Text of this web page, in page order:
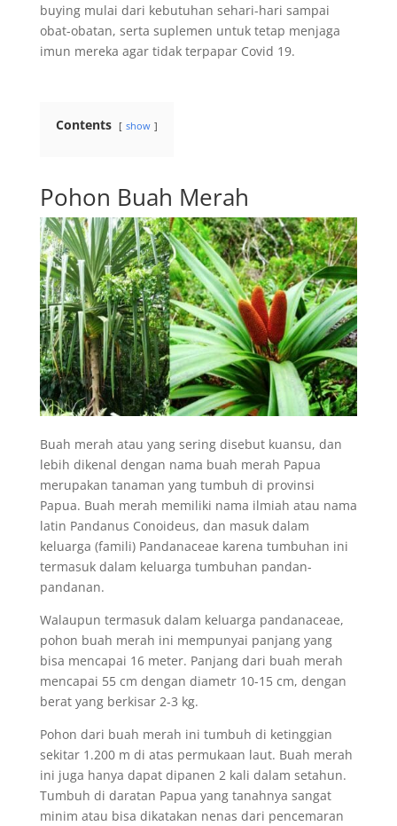
buying mulai dari kebutuhan sehari-hari sampai
obat-obatan, serta suplemen untuk tetap menjaga
imun mereka agar tidak terpapar Covid 19.
Contents show
Pohon Buah Merah
Buah merah atau yang sering disebut kuansu, dan
lebih dikenal dengan nama buah merah Papua
merupakan tanaman yang tumbuh di provinsi
Papua. Buah merah memiliki nama ilmiah atau nama
latin Pandanus Conoideus, dan masuk dalam
keluarga (famili) Pandanaceae karena tumbuhan ini
termasuk dalam keluarga tumbuhan pandan-
pandanan.
Walaupun termasuk dalam keluarga pandanaceae,
pohon buah merah ini mempunyai panjang yang
bisa mencapai 16 meter. Panjang dari buah merah
mencapai 55 cm dengan diametr 10-15 cm, dengan
berat yang berkisar 2-3 kg.
Pohon dari buah merah ini tumbuh di ketinggian
sekitar 1.200 m di atas permukaan laut. Buah merah
ini juga hanya dapat dipanen 2 kali dalam setahun.
Tumbuh di daratan Papua yang tanahnya sangat
minim atau bisa dikatakan nenas dari pencemaran